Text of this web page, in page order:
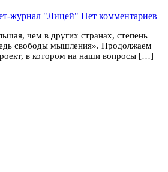
журнал "Лицей" Нет комментариев
чем в других странах, степень
свободы мышления». Продолжаем
в котором на наши вопросы […]